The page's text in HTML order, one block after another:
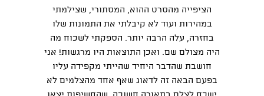
הציפייה מהסרט ההוא, המסתורי, שצילמתי
במהירות ועוד לא קיבלתי את התמונות שלו
בחזרה, עלה הרבה יותר. הספקתי לשכוח מה
היה מצולם שם. ואכן התוצאות היו מרגשות! אני
חושבת שהדבר היחיד שהייתי מקפידה עליו
בפעם הבאה זה לדאוג שאף אחד מהצלמים לא